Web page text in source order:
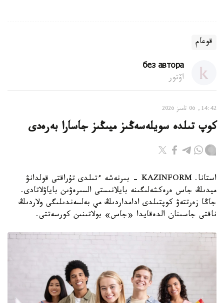
قوعام
без автора
اۆتور
14:42, 06 تامىز 2026
كوپ تىلدە سويلەسەڭىز ميىڭىز جاسارا بەرەدى
استانا. KAZINFORM - بىرنەشە ءتىلدى تۇراقتى قولدانۋ
ميدىڭ جاس ەرەكشەلىگىنە بايلانىستى السىرەۋىن باياۋلاتادى.
جاڭا زەرتتەۋ كوپتىلدى ادامداردىڭ مي بەلسەندىلىگى ولاردىڭ
ناقتى جاسىنان الدەقايدا «جاس» بولاتىنىن كورسەتتى.